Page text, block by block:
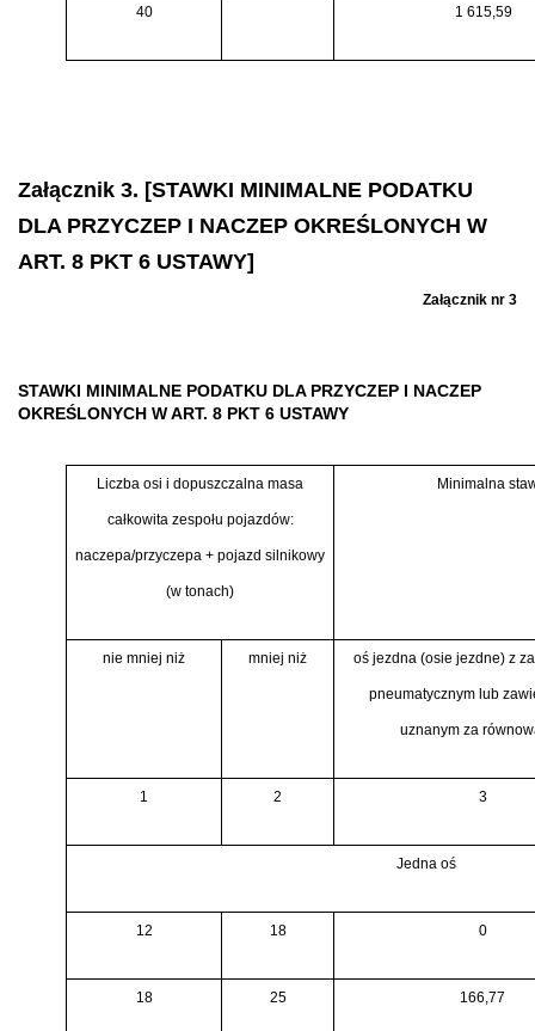
40 1 615,59
Załącznik 3. [STAWKI MINIMALNE PODATKU
DLA PRZYCZEP I NACZEP OKREŚLONYCH W
ART. 8 PKT 6 USTAWY]
Załącznik nr 3
STAWKI MINIMALNE PODATKU DLA PRZYCZEP I NACZEP
OKREŚLONYCH W ART. 8 PKT 6 USTAWY
Liczba osi i dopuszczalna masa
całkowita zespołu pojazdów:
naczepa/przyczepa + pojazd silnikowy
(w tonach)
Minimalna
nie mniej niż mniej niż oś jezdna (osie jezdne) z
pneumatycznym lub
uznanym za
1 2 3
Jedna oś
12 18 0
18 25 166,77